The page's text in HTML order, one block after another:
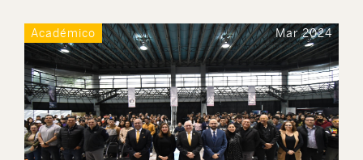
Académico Mar 2024